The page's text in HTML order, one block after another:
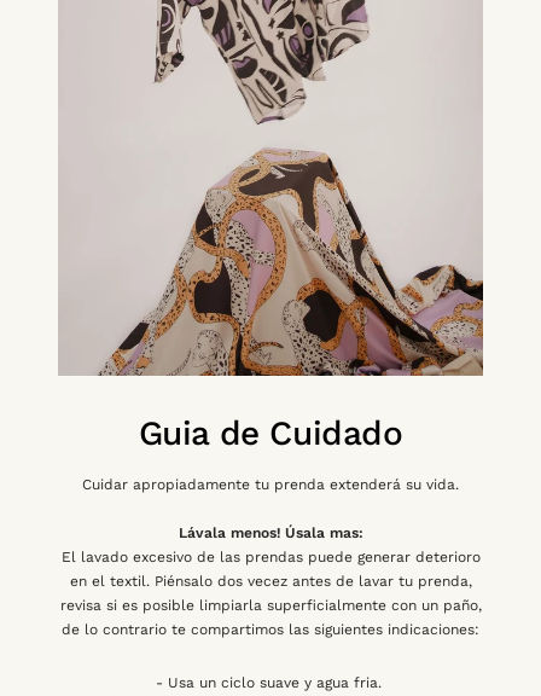
Guia de Cuidado
Cuidar apropiadamente tu prenda extenderá su vida.
Lávala menos! Úsala mas:
El lavado excesivo de las prendas puede generar deterioro
en el textil. Piénsalo dos vecez antes de lavar tu prenda,
revisa si es posible limpiarla superficialmente con un paño,
de lo contrario te compartimos las siguientes indicaciones:
- Usa un ciclo suave y agua fria.